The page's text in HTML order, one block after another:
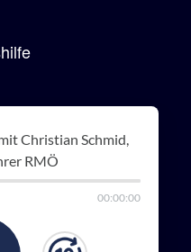
Christian Schmid,
RMÖ
00:00:00